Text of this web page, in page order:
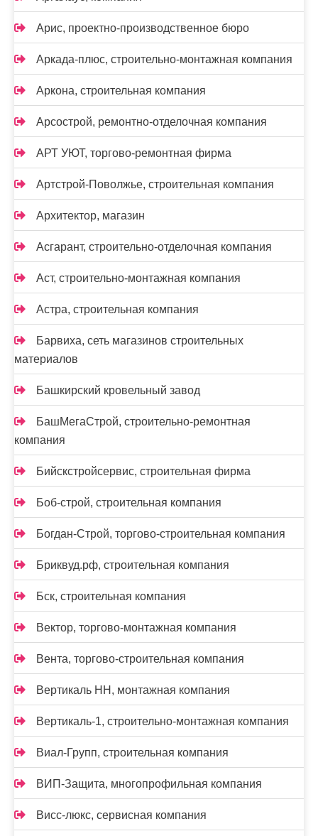
Арис, проектно-производственное бюро
Аркада-плюс, строительно-монтажная компания
Аркона, строительная компания
Арсострой, ремонтно-отделочная компания
АРТ УЮТ, торгово-ремонтная фирма
Артстрой-Поволжье, строительная компания
Архитектор, магазин
Асгарант, строительно-отделочная компания
Аст, строительно-монтажная компания
Астра, строительная компания
Барвиха, сеть магазинов строительных
материалов
Башкирский кровельный завод
БашМегаСтрой, строительно-ремонтная
компания
Бийскстройсервис, строительная фирма
Боб-строй, строительная компания
Богдан-Строй, торгово-строительная компания
Бриквуд.рф, строительная компания
Бск, строительная компания
Вектор, торгово-монтажная компания
Вента, торгово-строительная компания
Вертикаль НН, монтажная компания
Вертикаль-1, строительно-монтажная компания
Виал-Групп, строительная компания
ВИП-Защита, многопрофильная компания
Висс-люкс, сервисная компания